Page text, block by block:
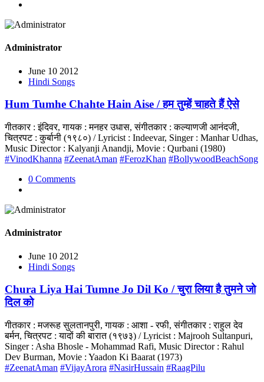
Administrator
June 10 2012
Hindi Songs
Hum Tumhe Chahte Hain Aise / हम तुम्हें चाहते हैं ऐसे
गीतकार : इंदिवर, गायक : मनहर उधास, संगीतकार : कल्याणजी आनंदजी,
चित्रपट : कुर्बानी (१९८०) / Lyricist : Indeevar, Singer : Manhar Udhas,
Music Director : Kalyanji Anandji, Movie : Qurbani (1980)
#VinodKhanna #ZeenatAman #FerozKhan #BollywoodBeachSong
0 Comments
Administrator
June 10 2012
Hindi Songs
Chura Liya Hai Tumne Jo Dil Ko / चुरा लिया है तुमने जो
दिल को
गीतकार : मजरूह सुलतानपुरी, गायक : आशा - रफी, संगीतकार : राहुल देव
बर्मन, चित्रपट : यादों की बारात (१९७३) / Lyricist : Majrooh Sultanpuri,
Singer : Asha Bhosle - Mohammad Rafi, Music Director : Rahul
Dev Burman, Movie : Yaadon Ki Baarat (1973)
#ZeenatAman #VijayArora #NasirHussain #RaagPilu